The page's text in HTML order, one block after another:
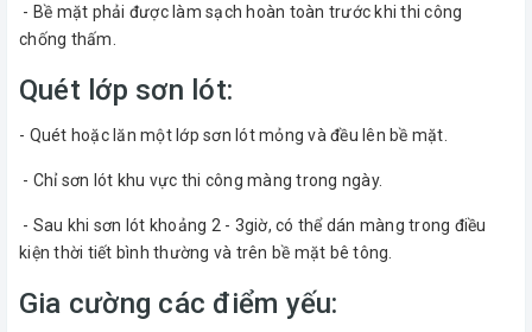
- Bề mặt phải được làm sạch hoàn toàn trước khi thi công
chống thấm.
Quét lớp sơn lót:
- Quét hoặc lăn một lớp sơn lót mỏng và đều lên bề mặt.
- Chỉ sơn lót khu vực thi công màng trong ngày.
- Sau khi sơn lót khoảng 2 - 3giờ, có thể dán màng trong điều
kiện thời tiết bình thường và trên bề mặt bê tông.
Gia cường các điểm yếu: